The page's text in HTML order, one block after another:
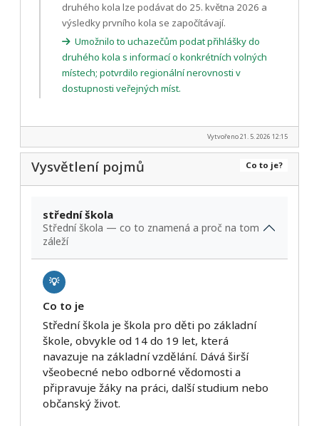
druhého kola lze podávat do 25. května 2026 a
výsledky prvního kola se započítávají.
Umožnilo to uchazečům podat přihlášky do
druhého kola s informací o konkrétních volných
místech; potvrdilo regionální nerovnosti v
dostupnosti veřejných míst.
Vytvořeno 21. 5. 2026 12:15
Co to je?
Vysvětlení pojmů
střední škola
Střední škola — co to znamená a proč na tom
záleží
💡
Co to je
Střední škola je škola pro děti po základní
škole, obvykle od 14 do 19 let, která
navazuje na základní vzdělání. Dává širší
všeobecné nebo odborné vědomosti a
připravuje žáky na práci, další studium nebo
občanský život.